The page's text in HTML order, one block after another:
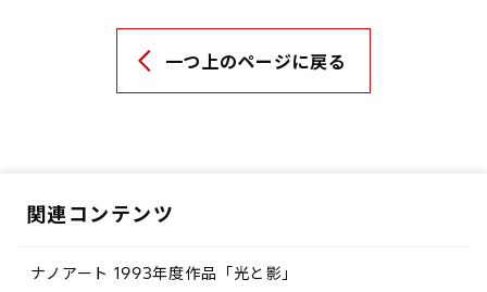
一つ上のページに戻る
関連コンテンツ
ナノアート 1993年度作品「光と影」